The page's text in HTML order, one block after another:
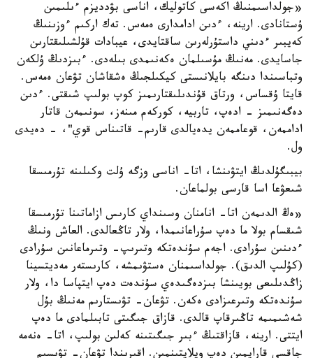
«جولداسىمنىڭ اكەسى كاتوليك، اناسى بۋدديزم ءىلىمىن
ۇستانادى. ارينە، ءدىن ادامدارى ەمەس. تەك اركىم ءوزىنىڭ
كەيبىر ءدىني داستۇرلەرىن ساقتايدى، عيبادات قۇلشىلىقتارىن
جاسايدى. مەنىڭ مۇسىلمان ەكەنىمدى بىلەدى. ءبىزدىڭ ۇلكەن
وتباسىندا دىنگە بايلانىستى كيكىلجىڭ ەشقاشان تۋعان ەمەس.
قايتا ۇقساس، ورتاق قۇندىلىقتارىمىز كوپ بولىپ شىقتى. ءدىن
دەگەنىمىز - ادەپ، تاربيە، كوركەم مىنەز، سونىمەن قاتار
اداممەن، قوعاممەن يدەيالدى قارىم- قاتىناس قوي"، - دەيدى
ول.
بيبىگۇلدىڭ ايتۋىنشا، اتا- اناسى وزگە ۇلت وكىلىنە تۇرمىسقا
شىعۋعا اسا قارسى بولماعان.
«ەڭ الدىمەن اتا- انامنان وسىنداي كارىس ازاماتىنا تۇرمىسقا
شىقسام بولا ما دەپ سۇراعانىمدا، ولار تاڭعالدى. العاش ونىڭ
ءدىنىن سۇرادى. اجەم سۇندەتكە وتىرىپ- وتىرماعانىن سۇرادى
(كۇلىپ الدىق). جولداسىمنان ەستۋىمشە، كارىستەر مەديتسينا
زاڭدىلىعى بويىنشا بىزدەگىدەي سۇندەت دەپ ايتپاسا دا، ولار
سۇندەتكە وتىرعىزادى ەكەن. تۋعان- تۋىستارىم مەنىڭ بۇل
شەشىمىمە تاڭىرقاپ قالدى. قازاق جىگىتى تابىلمادى ما دەپ
ايتتى. ارينە، قازاقتىڭ ءبىر جىگىتىنە كەلىن بولىپ، اتا- ەنەمە